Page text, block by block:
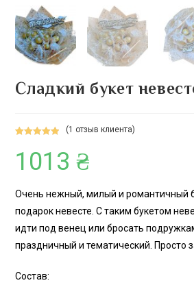
Сладкий букет
5.00 из 5 на
основе
пользовател
я
(1 отзыв клиента)
1013₴
Очень нежный, милый и романтичный
подарок невесте. С таким букетом
идти под венец или бросать
праздничный и тематический. Просто
Состав: